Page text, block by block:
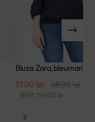
Bluza Zara, bleumarin
51.00 lei 68.00 lei
RRP: 119.00 lei
S